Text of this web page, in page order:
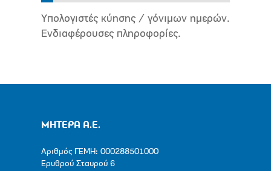
Υπολογιστές κύησης / γόνιμων ημερών.
Ενδιαφέρουσες πληροφορίες.
ΜΗΤΕΡΑ Α.Ε.
Αριθμός ΓΕΜΗ: 000288501000
Ερυθρού Σταυρού 6